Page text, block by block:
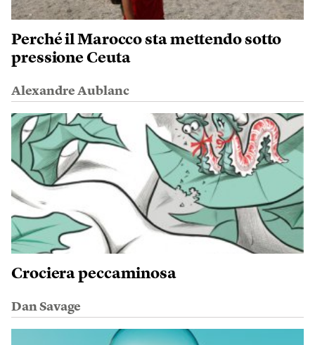
Perché il Marocco sta mettendo sotto
pressione Ceuta
Alexandre Aublanc
Crociera peccaminosa
Dan Savage